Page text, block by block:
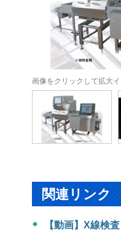
画像をクリックして拡大
関連リンク
【動画】X線検